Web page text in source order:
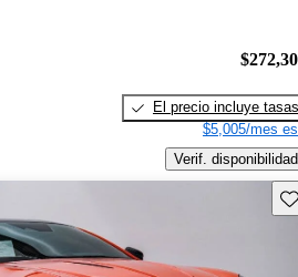
El precio incluye tasas
$5,005/mes
Verif. disponibilidad